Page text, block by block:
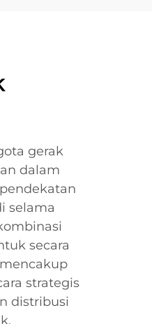
gerak
dalam
selama
secara
strategis
distribusi